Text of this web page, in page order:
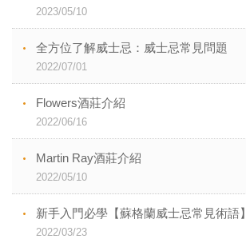
2023/05/10
全方位了解威士忌：威士忌常見問題
2022/07/01
Flowers酒莊介紹
2022/06/16
Martin Ray酒莊介紹
2022/05/10
新手入門必學【蘇格蘭威士忌常見術語】
2022/03/23